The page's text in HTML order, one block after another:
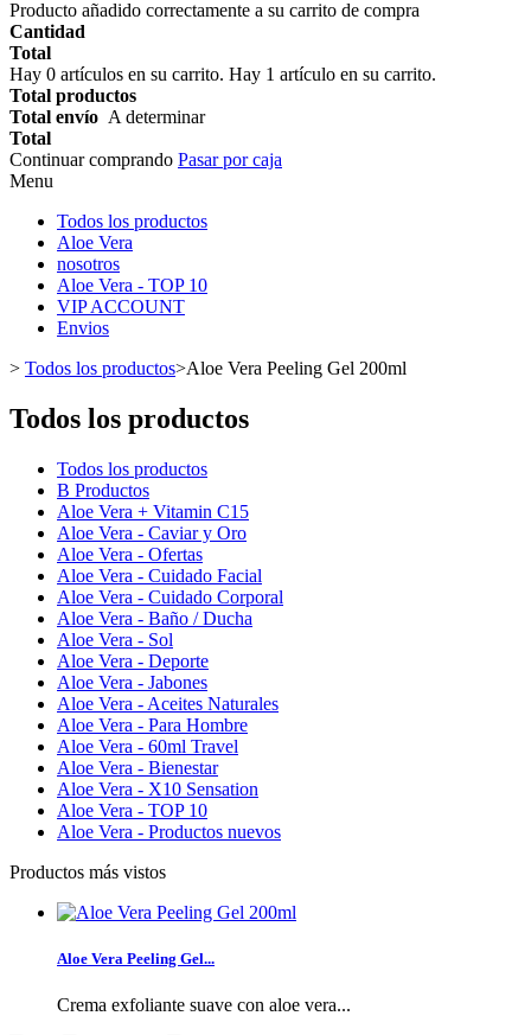
Producto añadido correctamente a su carrito de compra
Cantidad
Total
Hay 0 artículos en su carrito. Hay 1 artículo en su carrito.
Total productos
Total envío A determinar
Total
Continuar comprando Pasar por caja
Menu
Todos los productos
Aloe Vera
nosotros
Aloe Vera - TOP 10
VIP ACCOUNT
Envios
> Todos los productos>Aloe Vera Peeling Gel 200ml
Todos los productos
Todos los productos
B Productos
Aloe Vera + Vitamin C15
Aloe Vera - Caviar y Oro
Aloe Vera - Ofertas
Aloe Vera - Cuidado Facial
Aloe Vera - Cuidado Corporal
Aloe Vera - Baño / Ducha
Aloe Vera - Sol
Aloe Vera - Deporte
Aloe Vera - Jabones
Aloe Vera - Aceites Naturales
Aloe Vera - Para Hombre
Aloe Vera - 60ml Travel
Aloe Vera - Bienestar
Aloe Vera - X10 Sensation
Aloe Vera - TOP 10
Aloe Vera - Productos nuevos
Productos más vistos
Aloe Vera Peeling Gel...
Crema exfoliante suave con aloe vera...